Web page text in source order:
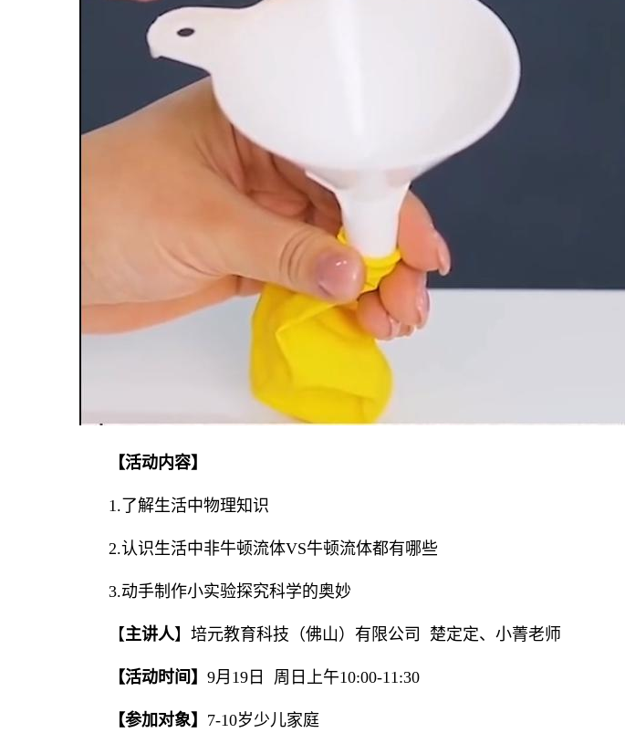
【活动内容】
1.了解生活中物理知识
2.认识生活中非牛顿流体VS牛顿流体都有哪些
3.动手制作小实验探究科学的奥妙
【主讲人】 培元教育科技（佛山）有限公司 楚定定、小菁老师
【活动时间 】 9月19日 周日上午10:00-11:30
【参加对象】 7-10岁少儿家庭